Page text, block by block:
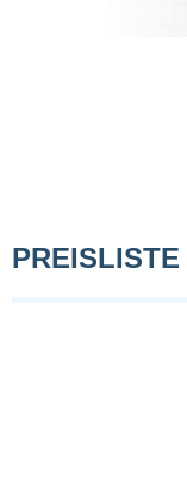
PREISLISTE